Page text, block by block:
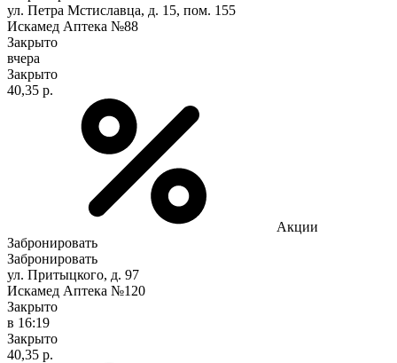
ул. Петра Мстиславца, д. 15, пом. 155
Искамед Аптека №88
Закрыто
вчера
Закрыто
40,35 р.
Акции
Забронировать
Забронировать
ул. Притыцкого, д. 97
Искамед Аптека №120
Закрыто
в 16:19
Закрыто
40,35 р.